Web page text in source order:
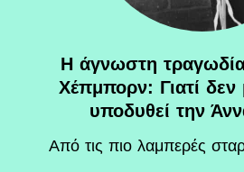
Η άγνωστη
Χέπμπορν: Γιατί
υποδυθεί την
Aπό τις πιο λαμπερές